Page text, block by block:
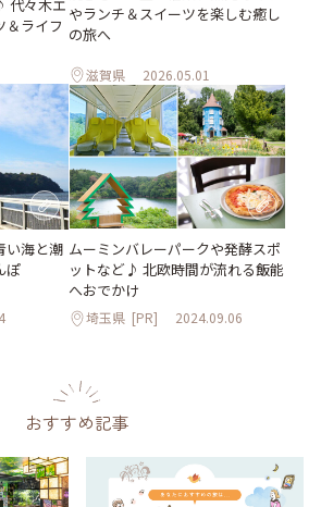
代々木エ
＆ライフ
やランチ＆スイーツを楽しむ癒し
の旅へ
滋賀県 2026.05.01
い海と潮
ぽ
ムーミンバレーパークや発酵スポ
ットなど♪ 北欧時間が流れる飯能
へおでかけ
埼玉県 [PR] 2024.09.06
おすすめ記事